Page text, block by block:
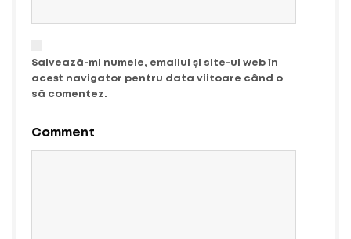
Salvează-mi numele, emailul și site-ul web în
acest navigator pentru data viitoare când o
să comentez.
Comment